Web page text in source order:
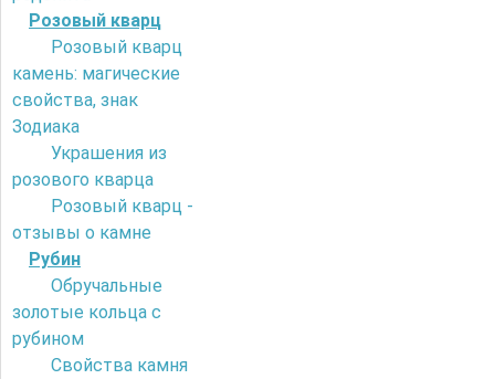
Розовый кварц
Розовый кварц
камень: магические
свойства, знак
Зодиака
Украшения из
розового кварца
Розовый кварц -
отзывы о камне
Рубин
Обручальные
золотые кольца с
рубином
Свойства камня